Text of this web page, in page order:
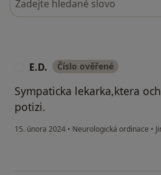
E.D. Číslo ověřené
Sympaticka lekarka,ktera
potizi.
15. února 2024 • Neurologická ordinace •